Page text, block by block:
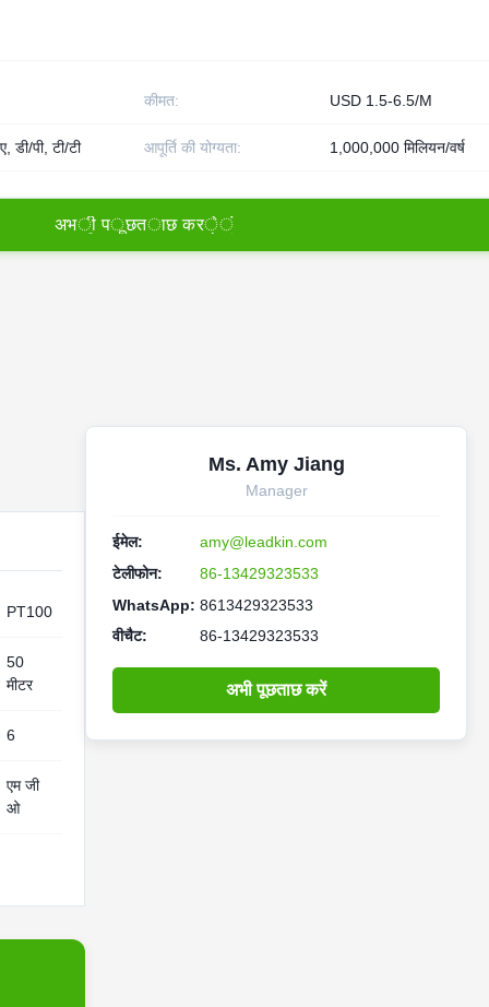
कीमत: USD 1.5-6.5/M
डी/पी, टी/टी आपूर्ति की योग्यता: 1,000,000 मिलियन/वर्ष
अभी पूछताछ करें
PT100
50
मीटर
6
एम जी
ओ
Ms. Amy Jiang
Manager
ईमेल:
amy@leadkin.com
टेलीफोन:
86-13429323533
WhatsApp: 8613429323533
वीचैट:
86-13429323533
अभी पूछताछ करें